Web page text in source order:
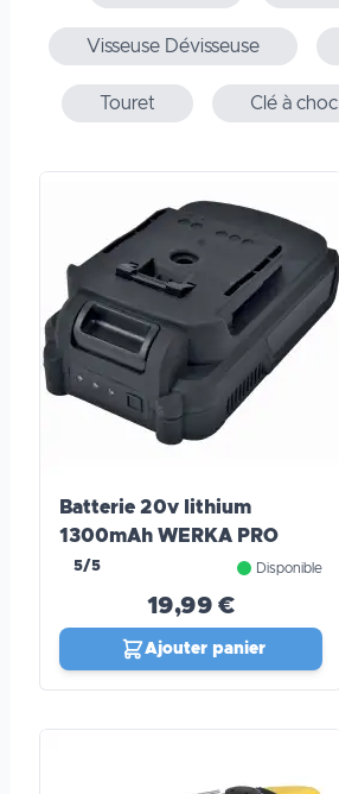
Visseuse Dévisseuse
Touret Clé à choc
Batterie 20v lithium
1300mAh WERKA PRO
5/5 Disponible
19,99 €
Ajouter panier